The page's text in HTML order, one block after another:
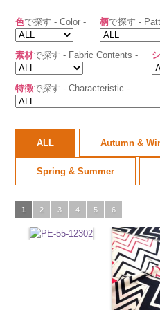
色で探す - Color - 柄で探す -
素材で探す - Fabric Contents -
特徴で探す - Characteristic -
ALL Autumn &
Spring & Summer
1 2 3 4 5 6